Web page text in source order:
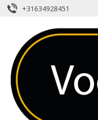
+31634928451